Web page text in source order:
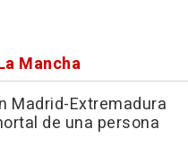
Mancha
Madrid-Extremadura
de una persona